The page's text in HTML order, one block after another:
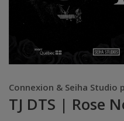
Connexion & Seiha Studio
TJ DTS | Rose